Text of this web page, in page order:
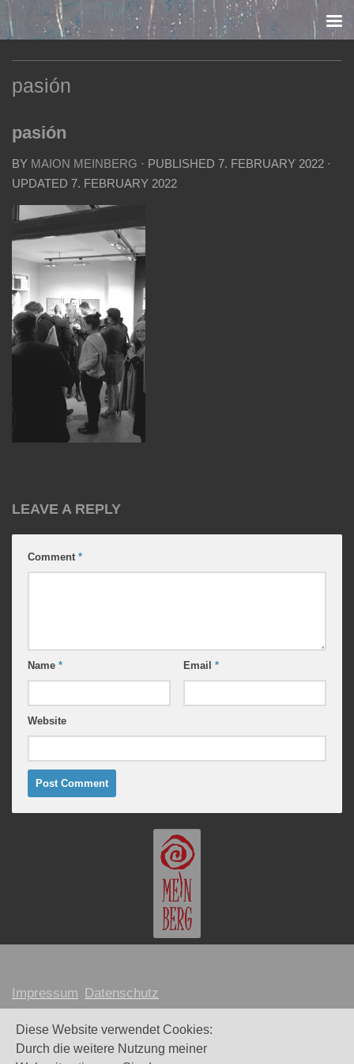
Skip to content
pasión
pasión
BY MAION MEINBERG · PUBLISHED 7. FEBRUARY 2022 ·
UPDATED 7. FEBRUARY 2022
LEAVE A REPLY
Comment *
Name * Email *
Website
Impressum Datenschutz
MARION MEINBERG © 2026
Webdesign und Umsetzung:Maike Littkemann
Diese Website verwendet Cookies:
Durch die weitere Nutzung meiner